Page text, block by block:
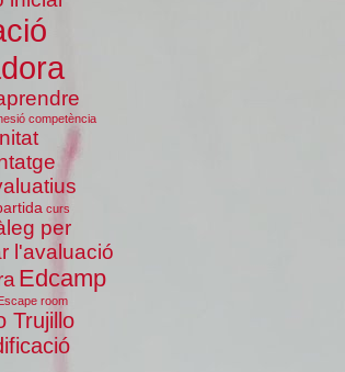
competència
curs
per
l'avaluació
Edcamp
room
Trujillo